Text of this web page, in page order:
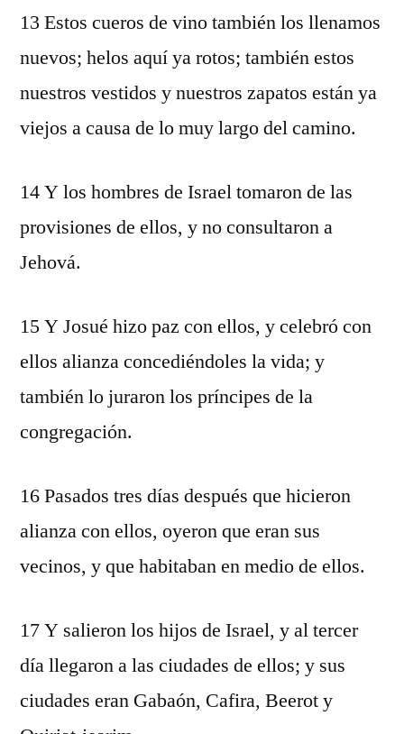
13 Estos cueros de vino también los llenamos
nuevos; helos aquí ya rotos; también estos
nuestros vestidos y nuestros zapatos están ya
viejos a causa de lo muy largo del camino.
14 Y los hombres de Israel tomaron de las
provisiones de ellos, y no consultaron a
Jehová.
15 Y Josué hizo paz con ellos, y celebró con
ellos alianza concediéndoles la vida; y
también lo juraron los príncipes de la
congregación.
16 Pasados tres días después que hicieron
alianza con ellos, oyeron que eran sus
vecinos, y que habitaban en medio de ellos.
17 Y salieron los hijos de Israel, y al tercer
día llegaron a las ciudades de ellos; y sus
ciudades eran Gabaón, Cafira, Beerot y